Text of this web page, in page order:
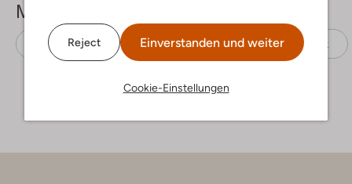
Reject Einverstanden und weiter
Cookie-Einstellungen
Mehr sehen
Sneaker Low Tommy Hilfiger Leder-Optik